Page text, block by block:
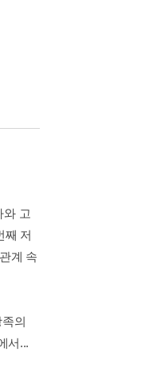
와 고
째 저
계 속
의
서...